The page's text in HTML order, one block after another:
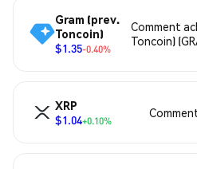
Gram (prev.
Toncoin)
$1.35-0.40%
Comment
Toncoin)
XRP
$1.04+0.10%